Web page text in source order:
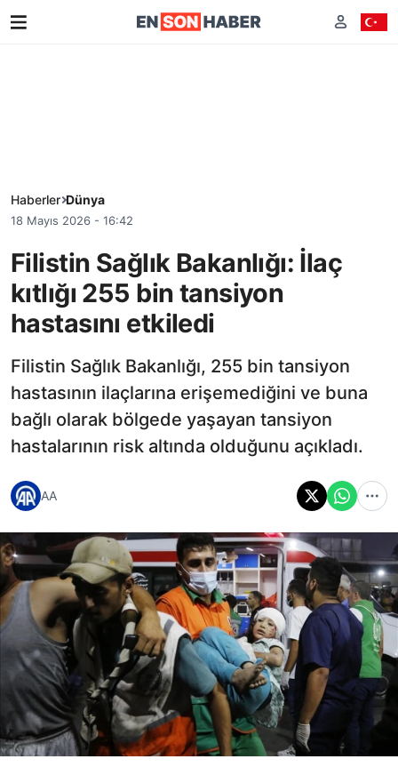
Haberler Dünya
18 Mayıs 2026 - 16:42
Filistin Sağlık Bakanlığı: İlaç
kıtlığı 255 bin tansiyon
hastasını etkiledi
Filistin Sağlık Bakanlığı, 255 bin tansiyon
hastasının ilaçlarına erişemediğini ve buna
bağlı olarak bölgede yaşayan tansiyon
hastalarının risk altında olduğunu açıkladı.
AA